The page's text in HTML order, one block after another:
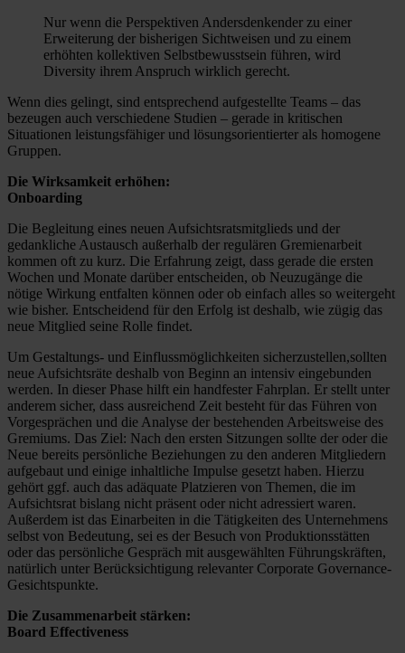
Nur wenn die Perspektiven Andersdenkender zu einer
Erweiterung der bisherigen Sichtweisen und zu einem
erhöhten kollektiven Selbstbewusstsein führen, wird
Diversity ihrem Anspruch wirklich gerecht.
Wenn dies gelingt, sind entsprechend aufgestellte Teams – das
bezeugen auch verschiedene Studien – gerade in kritischen
Situationen leistungsfähiger und lösungsorientierter als homogene
Gruppen.
Die Wirksamkeit erhöhen:
Onboarding
Die Begleitung eines neuen Aufsichtsratsmitglieds und der
gedankliche Austausch außerhalb der regulären Gremienarbeit
kommen oft zu kurz. Die Erfahrung zeigt, dass gerade die ersten
Wochen und Monate darüber entscheiden, ob Neuzugänge die
nötige Wirkung entfalten können oder ob einfach alles so weitergeht
wie bisher. Entscheidend für den Erfolg ist deshalb, wie zügig das
neue Mitglied seine Rolle findet.
Um Gestaltungs- und Einflussmöglichkeiten sicherzustellen,sollten
neue Aufsichtsräte deshalb von Beginn an intensiv eingebunden
werden. In dieser Phase hilft ein handfester Fahrplan. Er stellt unter
anderem sicher, dass ausreichend Zeit besteht für das Führen von
Vorgesprächen und die Analyse der bestehenden Arbeitsweise des
Gremiums. Das Ziel: Nach den ersten Sitzungen sollte der oder die
Neue bereits persönliche Beziehungen zu den anderen Mitgliedern
aufgebaut und einige inhaltliche Impulse gesetzt haben. Hierzu
gehört ggf. auch das adäquate Platzieren von Themen, die im
Aufsichtsrat bislang nicht präsent oder nicht adressiert waren.
Außerdem ist das Einarbeiten in die Tätigkeiten des Unternehmens
selbst von Bedeutung, sei es der Besuch von Produktionsstätten
oder das persönliche Gespräch mit ausgewählten Führungskräften,
natürlich unter Berücksichtigung relevanter Corporate Governance-
Gesichtspunkte.
Die Zusammenarbeit stärken:
Board Effectiveness